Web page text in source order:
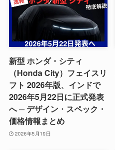
新型 ホンダ・シティ
（Honda City）フェイスリ
フト 2026年版、インドで
2026年5月22日に正式発表
へ ─ デザイン・スペック・
価格情報まとめ
2026年5月19日